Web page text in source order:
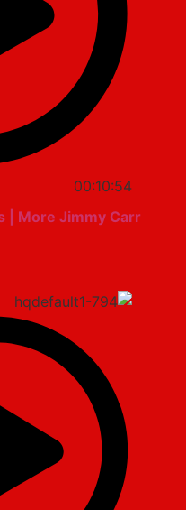
00:10:54
| More Jimmy Carr